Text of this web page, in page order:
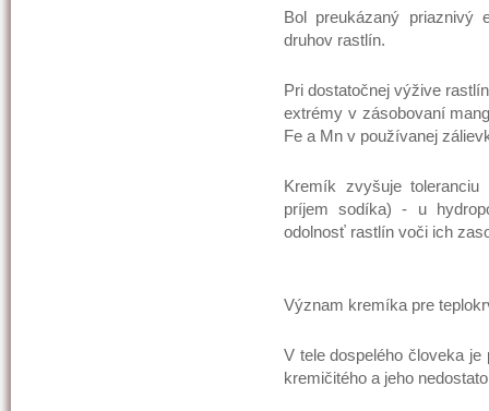
Bol preukázaný
druhov rastlín.
Pri dostatočnej výžive
extrémy v zásobovaní
Fe a Mn v používanej
Kremík zvyšuje
príjem sodíka) - u
odolnosť rastlín voči ich
Význam kremíka pre
V tele dospelého človeka
kremičitého a jeho